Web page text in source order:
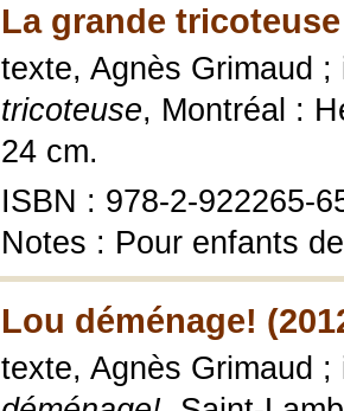
La grande
texte, Agnès Grimaud
tricoteuse, Montréal :
24 cm.
ISBN : 978-2-922265-
Notes : Pour enfants
Lou déménage!
texte, Agnès Grimaud